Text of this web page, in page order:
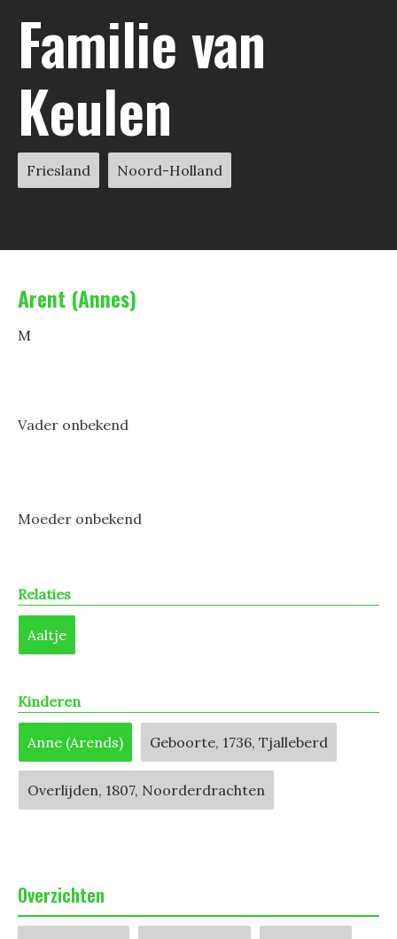
Familie van
Keulen
Friesland Noord-Holland
Arent (Annes)
M
Vader onbekend
Moeder onbekend
Relaties
Aaltje
Kinderen
Anne (Arends) Geboorte, 1736, Tjalleberd
Overlijden, 1807, Noorderdrachten
Overzichten